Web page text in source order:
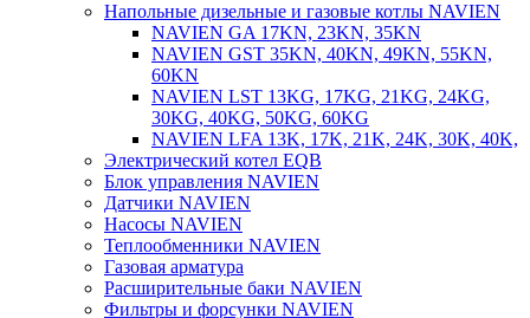
Напольные дизельные и газовые котлы NAVIEN
NAVIEN GA 17KN, 23KN, 35KN
NAVIEN GST 35KN, 40KN, 49KN, 55KN,
60KN
NAVIEN LST 13KG, 17KG, 21KG, 24KG,
30KG, 40KG, 50KG, 60KG
NAVIEN LFA 13K, 17K, 21K, 24K, 30K, 40K,
Электрический котел EQB
Блок управления NAVIEN
Датчики NAVIEN
Насосы NAVIEN
Теплообменники NAVIEN
Газовая арматура
Расширительные баки NAVIEN
Фильтры и форсунки NAVIEN